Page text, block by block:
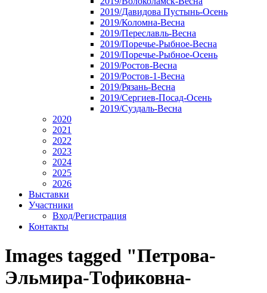
2019/Давидова Пустынь-Осень
2019/Коломна-Весна
2019/Переславль-Весна
2019/Поречье-Рыбное-Весна
2019/Поречье-Рыбное-Осень
2019/Ростов-Весна
2019/Ростов-1-Весна
2019/Рязань-Весна
2019/Сергиев-Посад-Осень
2019/Суздаль-Весна
2020
2021
2022
2023
2024
2025
2026
Выставки
Участники
Вход/Регистрация
Контакты
Images tagged "Петрова-
Эльмира-Тофиковна-